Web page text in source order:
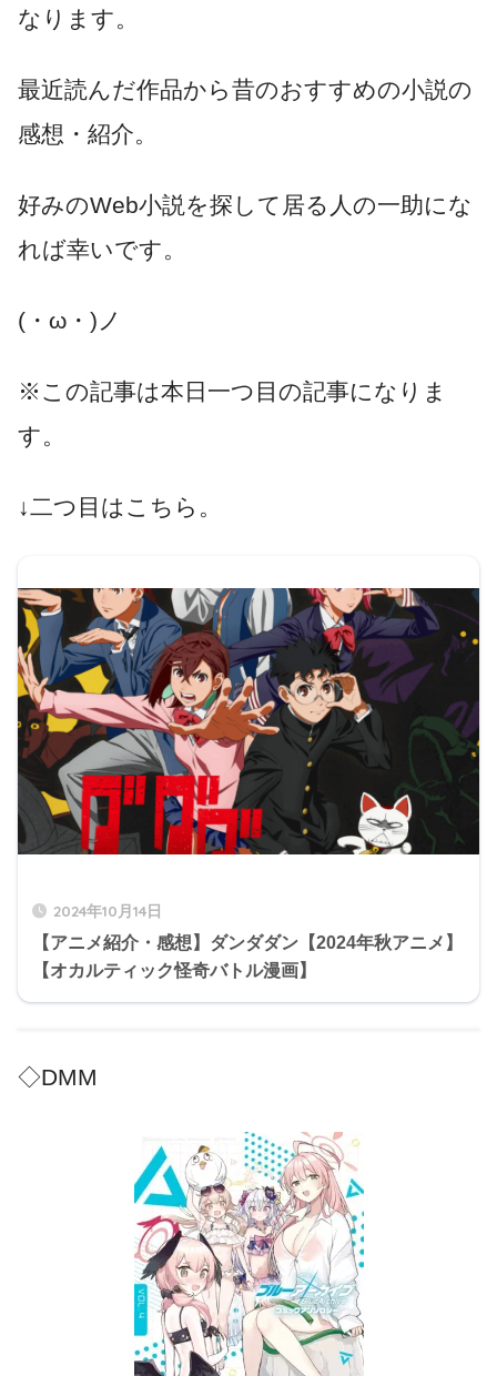
なります。
最近読んだ作品から昔のおすすめの小説の
感想・紹介。
好みのWeb小説を探して居る人の一助にな
れば幸いです。
(・ω・)ノ
※この記事は本日一つ目の記事になりま
す。
↓二つ目はこちら。
2024年10月14日
【アニメ紹介・感想】ダンダダン【2024年秋アニメ】
【オカルティック怪奇バトル漫画】
◇DMM